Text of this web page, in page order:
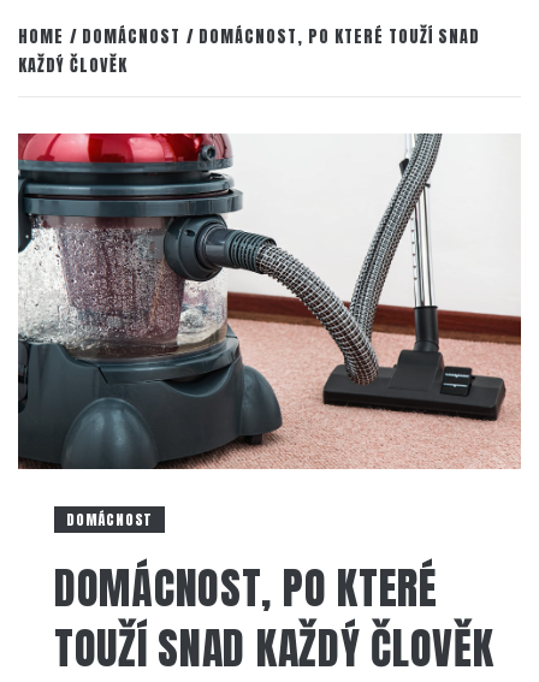
HOME DOMÁCNOST
DOMÁCNOST, PO KTERÉ TOUŽÍ SNAD
KAŽDÝ ČLOVĚK
DOMÁCNOST
DOMÁCNOST, PO KTERÉ
TOUŽÍ SNAD KAŽDÝ ČLOVĚK